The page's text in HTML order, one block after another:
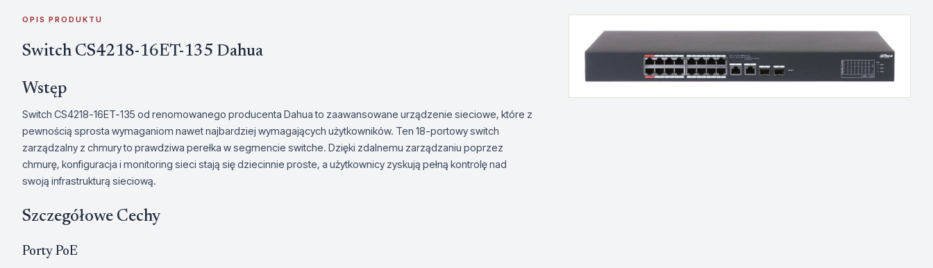
OPIS PRODUKTU
Switch CS4218-16ET-135 Dahua
Wstęp
Switch CS4218-16ET-135 od renomowanego producenta Dahua to zaawansowane urządzenie sieciowe, które z
pewnością sprosta wymaganiom nawet najbardziej wymagających użytkowników. Ten 18-portowy switch
zarządzalny z chmury to prawdziwa perełka w segmencie switche. Dzięki zdalnemu zarządzaniu poprzez
chmurę, konfiguracja i monitoring sieci stają się dziecinnie proste, a użytkownicy zyskują pełną kontrolę nad
swoją infrastrukturą sieciową.
Szczegółowe Cechy
Porty PoE